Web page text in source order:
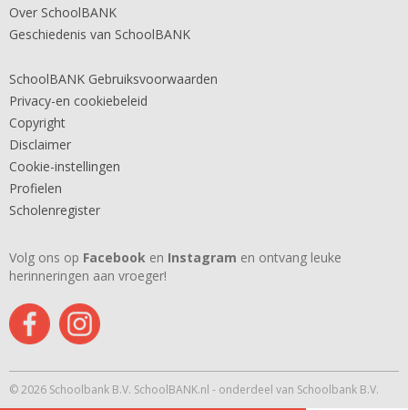
Over SchoolBANK
Geschiedenis van SchoolBANK
SchoolBANK Gebruiksvoorwaarden
Privacy-en cookiebeleid
Copyright
Disclaimer
Cookie-instellingen
Profielen
Scholenregister
Volg ons op Facebook en Instagram en ontvang leuke
herinneringen aan vroeger!
© 2026 Schoolbank B.V. SchoolBANK.nl - onderdeel van Schoolbank B.V.